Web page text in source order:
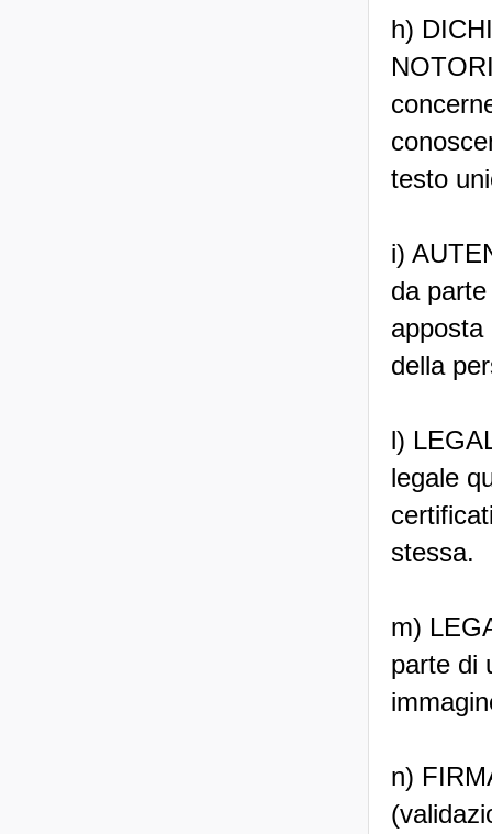
h)
testo
i)
da
apposta
della
l)
legale
stessa.
m)
parte di
n)